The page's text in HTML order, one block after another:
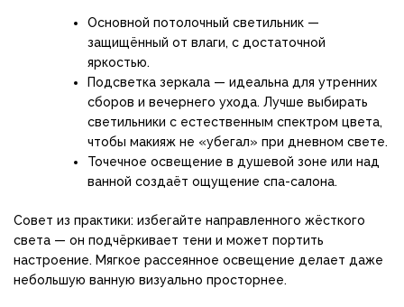
Основной потолочный светильник —
защищённый от влаги, с достаточной
яркостью.
Подсветка зеркала — идеальна для утренних
сборов и вечернего ухода. Лучше выбирать
светильники с естественным спектром цвета,
чтобы макияж не «убегал» при дневном свете.
Точечное освещение в душевой зоне или над
ванной создаёт ощущение спа-салона.
Совет из практики: избегайте направленного жёсткого
света — он подчёркивает тени и может портить
настроение. Мягкое рассеянное освещение делает даже
небольшую ванную визуально просторнее.